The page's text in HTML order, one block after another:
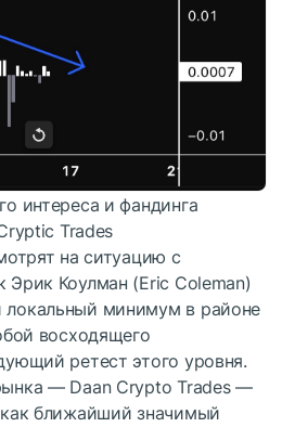
интереса и фандинга
Trades
на ситуацию с
Коулман (Eric Coleman)
минимум в районе
восходящего
ретест этого уровня.
— Daan Crypto Trades —
ближайший значимый